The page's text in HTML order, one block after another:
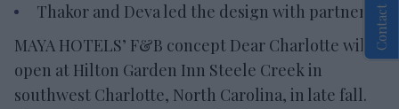
Thakor and Deva led the design with partners.
MAYA HOTELS’ F&B concept Dear Charlotte will
open at Hilton Garden Inn Steele Creek in
southwest Charlotte, North Carolina, in late fall.
Contact Us